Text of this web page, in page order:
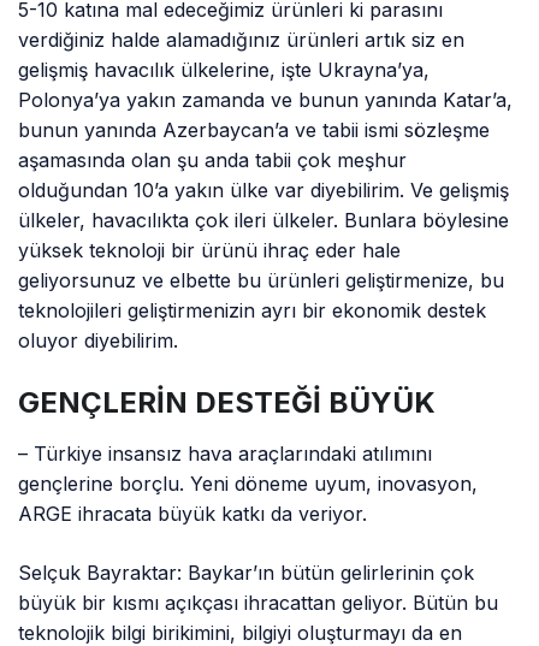
5-10 katına mal edeceğimiz ürünleri ki parasını
verdiğiniz halde alamadığınız ürünleri artık siz en
gelişmiş havacılık ülkelerine, işte Ukrayna’ya,
Polonya’ya yakın zamanda ve bunun yanında Katar’a,
bunun yanında Azerbaycan’a ve tabii ismi sözleşme
aşamasında olan şu anda tabii çok meşhur
olduğundan 10’a yakın ülke var diyebilirim. Ve gelişmiş
ülkeler, havacılıkta çok ileri ülkeler. Bunlara böylesine
yüksek teknoloji bir ürünü ihraç eder hale
geliyorsunuz ve elbette bu ürünleri geliştirmenize, bu
teknolojileri geliştirmenizin ayrı bir ekonomik destek
oluyor diyebilirim.
GENÇLERİN DESTEĞİ BÜYÜK
– Türkiye insansız hava araçlarındaki atılımını
gençlerine borçlu. Yeni döneme uyum, inovasyon,
ARGE ihracata büyük katkı da veriyor.
Selçuk Bayraktar: Baykar’ın bütün gelirlerinin çok
büyük bir kısmı açıkçası ihracattan geliyor. Bütün bu
teknolojik bilgi birikimini, bilgiyi oluşturmayı da en